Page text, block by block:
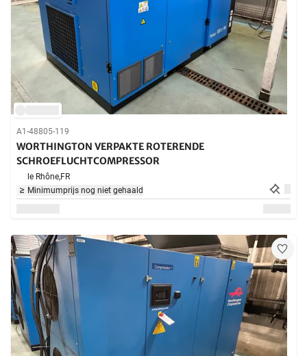
A1-48805-119
WORTHINGTON VERPAKTE ROTERENDE
SCHROEFLUCHTCOMPRESSOR
le Rhône,FR
Minimumprijs nog niet gehaald